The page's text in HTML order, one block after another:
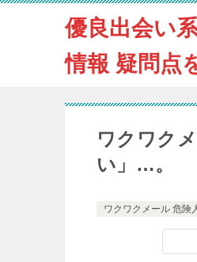
優良出会い
情報 疑問点
ワクワク
い」…。
ワクワクメール 危険